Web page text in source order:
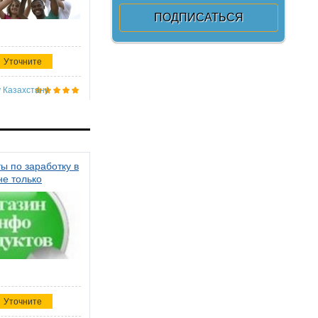
Уточните
Казахстану
по заработку в
только
Уточните